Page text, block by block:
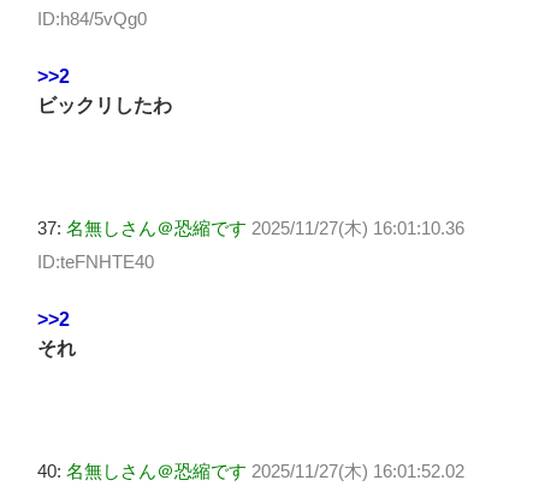
ID:h84/5vQg0
>>2
ビックリしたわ
37: 名無しさん＠恐縮です 2025/11/27(木) 16:01:10.36
ID:teFNHTE40
>>2
それ
40: 名無しさん＠恐縮です 2025/11/27(木) 16:01:52.02